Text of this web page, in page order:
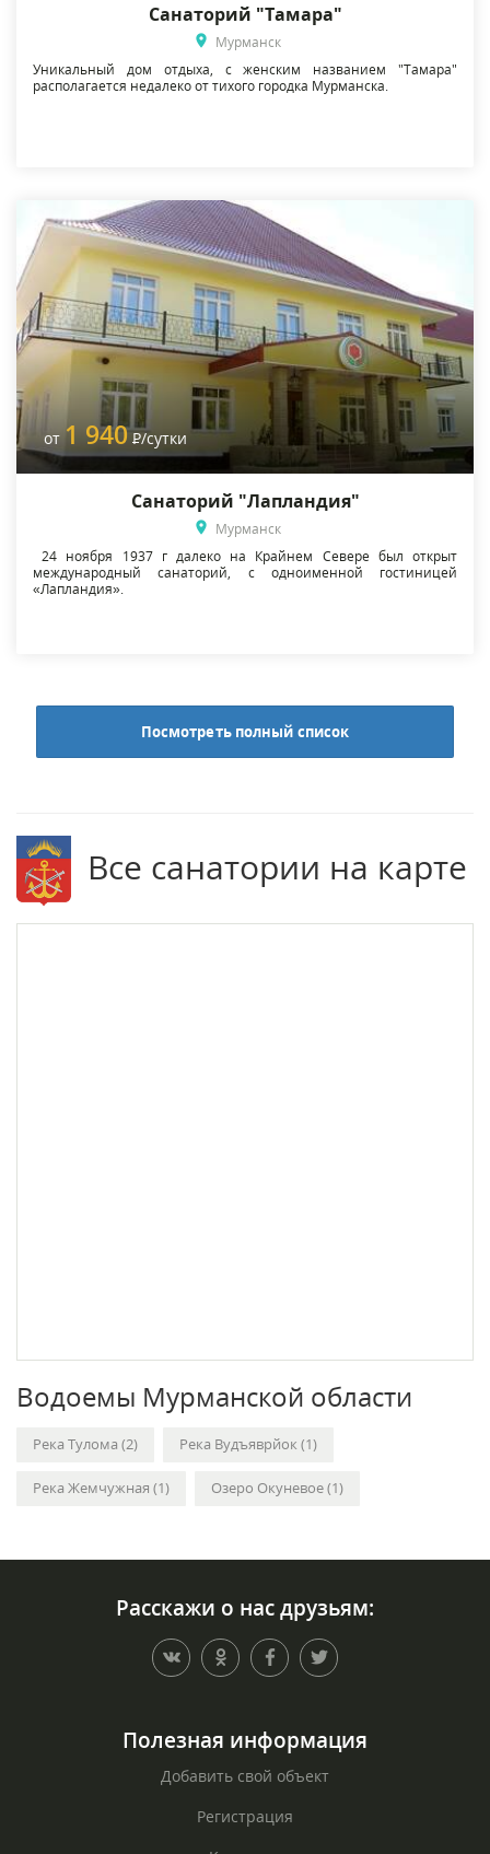
Санаторий "Тамара"
Мурманск
Уникальный дом отдыха, с женским названием "Тамара"
располагается недалеко от тихого городка Мурманска.
от 1 940 Р/сутки
Санаторий "Лапландия"
Мурманск
24 ноября 1937 г далеко на Крайнем Севере был открыт
международный санаторий, с одноименной гостиницей
«Лапландия».
Посмотреть полный список
Все санатории на карте
Водоемы Мурманской области
Река Тулома (2) Река Вудъяврйок (1)
Река Жемчужная (1) Озеро Окуневое (1)
Расскажи о нас друзьям:
Полезная информация
Добавить свой объект
Регистрация